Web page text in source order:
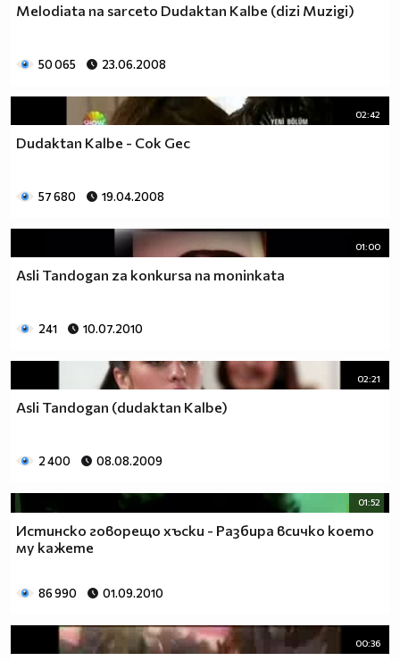
Melodiata na sarceto Dudaktan Kalbe (dizi Muzigi)
50 065 23.06.2008
02:42
Dudaktan Kalbe - Cok Gec
57 680 19.04.2008
01:00
Asli Tandogan za konkursa na moninkata
241 10.07.2010
02:21
Asli Tandogan (dudaktan Kalbe)
2 400 08.08.2009
01:52
Истинско говорещо хъски - Разбира всичко което
му кажете
86 990 01.09.2010
00:36